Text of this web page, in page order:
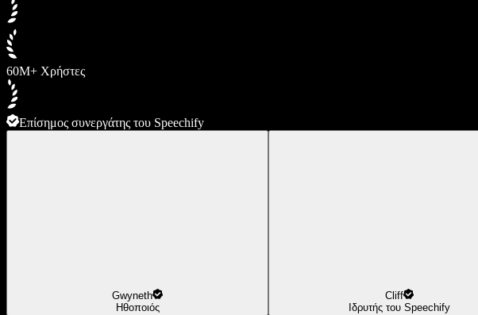
60M+ Χρήστες
Επίσημος συνεργάτης του Speechify
Gwyneth
Ηθοποιός
Cliff
Ιδρυτής του Speechify